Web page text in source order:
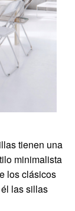
tienen una
minimalista
los clásicos
las sillas